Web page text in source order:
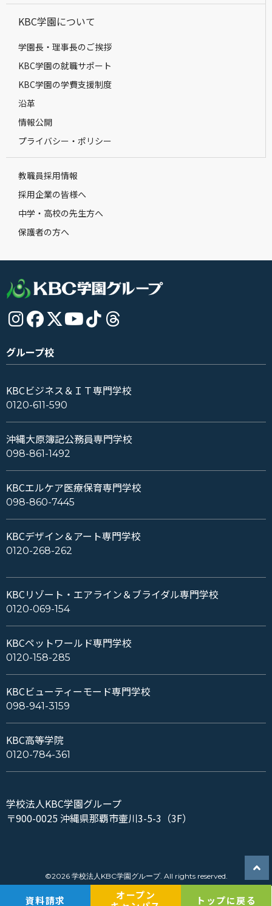
KBC学園について
学園長・理事長のご挨拶
KBC学園の就職サポート
KBC学園の学費支援制度
沿革
情報公開
プライバシー・ポリシー
教職員採用情報
採用企業の皆様へ
中学・高校の先生方へ
保護者の方へ
グループ校
KBCビジネス＆ＩＴ専門学校
0120-611-590
沖縄大原簿記公務員専門学校
098-861-1492
KBCエルケア医療保育専門学校
098-860-7445
KBCデザイン＆アート専門学校
0120-268-262
KBCリゾート・エアライン＆ブライダル専門学校
0120-069-154
KBCペットワールド専門学校
0120-158-285
KBCビューティーモード専門学校
098-941-3159
KBC高等学院
0120-784-361
学校法人KBC学園グループ
〒900-0025 沖縄県那覇市壷川3-5-3（3F）
©2026 学校法人KBC学園グループ. All rights reserved.
資料請求
オープン
トップに戻る